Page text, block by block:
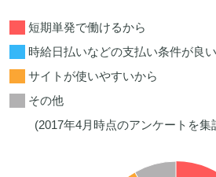
短期単発で働けるから
時給日払いなどの支払い条件が良
サイトが使いやすいから
その他
(2017年4月時点のアンケートを集